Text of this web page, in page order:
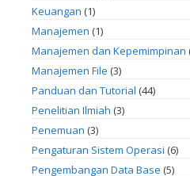
Keuangan (1)
Manajemen (1)
Manajemen dan Kepemimpinan
Manajemen File (3)
Panduan dan Tutorial (44)
Penelitian Ilmiah (3)
Penemuan (3)
Pengaturan Sistem Operasi (6)
Pengembangan Data Base (5)